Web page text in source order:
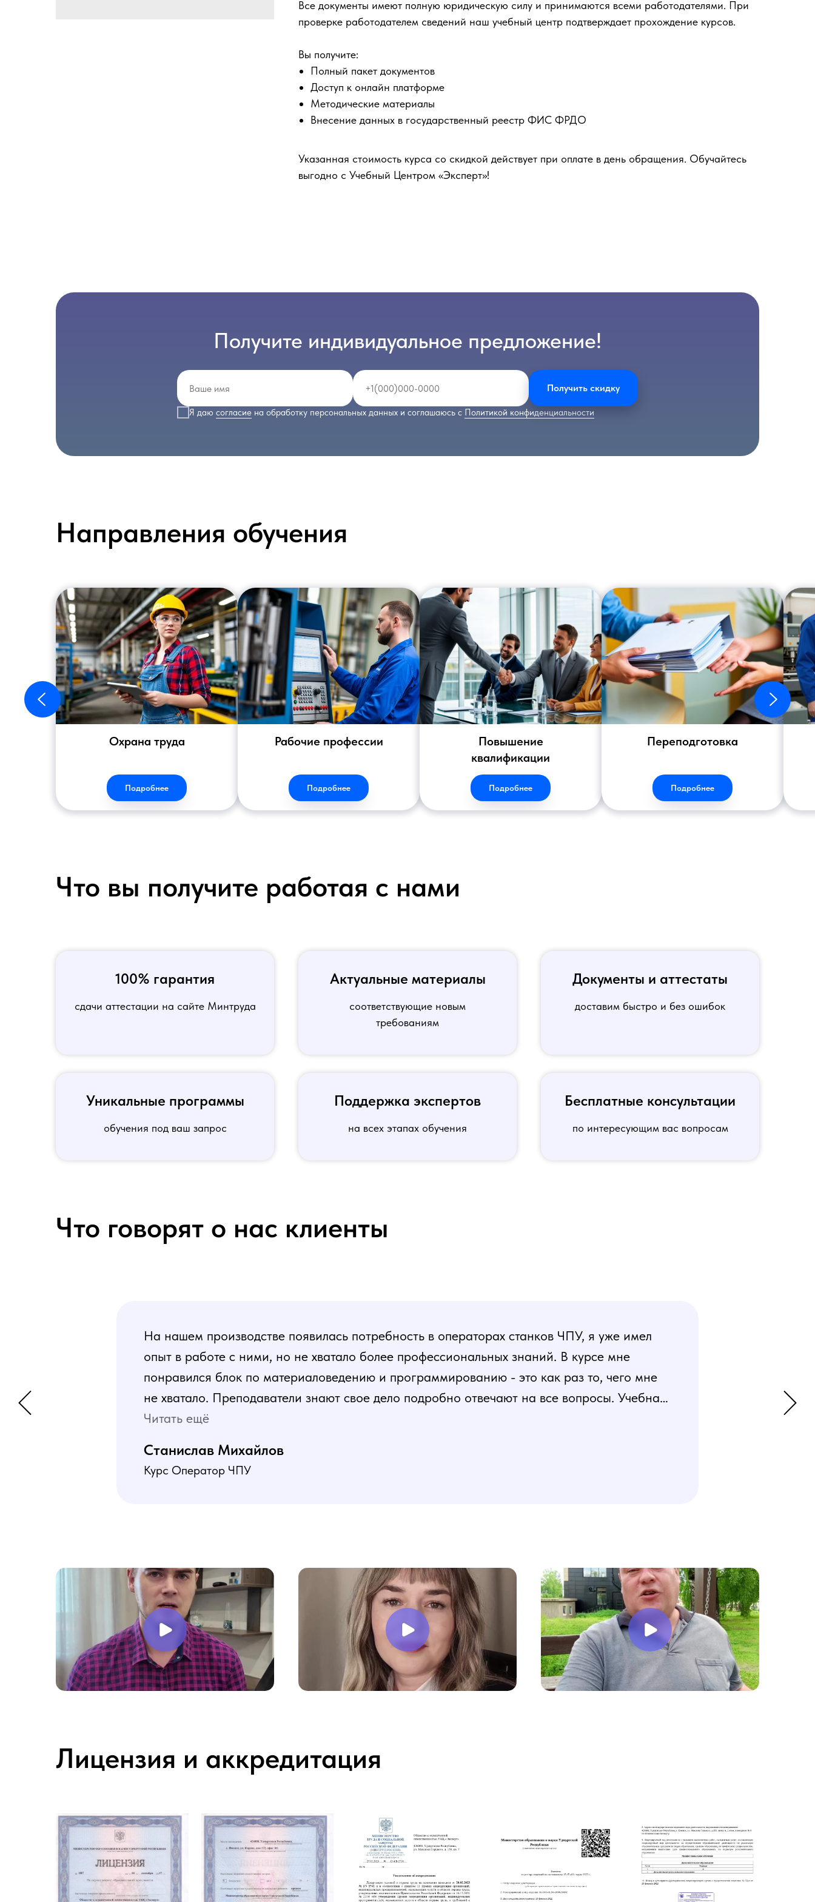
Все документы имеют полную юридическую силу и принимаются всеми работодателями. При
проверке работодателем сведений наш учебный центр подтверждает прохождение курсов.
Вы получите:
Полный пакет документов
Доступ к онлайн платформе
Методические материалы
Внесение данных в государственный реестр ФИС ФРДО
Указанная стоимость курса со скидкой действует при оплате в день обращения. Обучайтесь
выгодно с Учебный Центром «Эксперт»!
Получите индивидуальное предложение!
Я даю согласие на обработку персональных данных и соглашаюсь с Политикой конфиденциальности
Получить скидку
Направления обучения
Охрана труда
Подробнее
Рабочие профессии
Подробнее
Повышение
квалификации
Подробнее
Переподготовка
Подробнее
Что вы получите работая с нами
100% гарантия
сдачи аттестации на сайте Минтруда
Актуальные материалы
соответствующие новым
требованиям
Документы и аттестаты
доставим быстро и без ошибок
Уникальные программы
обучения под ваш запрос
Поддержка экспертов
на всех этапах обучения
Бесплатные консультации
по интересующим вас вопросам
Что говорят о нас клиенты
На нашем производстве появилась потребность в операторах станков ЧПУ, я уже имел
опыт в работе с ними, но не хватало более профессиональных знаний. В курсе мне
понравился блок по материаловедению и программированию - это как раз то, чего мне
не хватало. Преподаватели знают свое дело подробно отвечают на все вопросы. Учебная
программа пошаговая и постепенная, это очень облегчает процесс усвоения материала.
Читать ещё
Станислав Михайлов
Курс Оператор ЧПУ
Лицензия и аккредитация